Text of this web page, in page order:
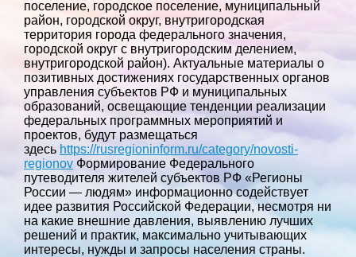
поселение, городское поселение, муниципальный
район, городской округ, внутригородская
территория города федерального значения,
городской округ с внутригородским делением,
внутригородской район). Актуальные материалы о
позитивных достижениях государственных органов
управления субъектов РФ и муниципальных
образований, освещающие тенденции реализации
федеральных программных мероприятий и
проектов, будут размещаться
здесь https://rusregioninform.ru/category/novosti-
regionov Формирование Федерального
путеводителя жителей субъектов РФ «Регионы
России — людям» информационно содействует
идее развития Российской Федерации, несмотря ни
на какие внешние давления, выявлению лучших
решений и практик, максимально учитывающих
интересы, нужды и запросы населения страны.